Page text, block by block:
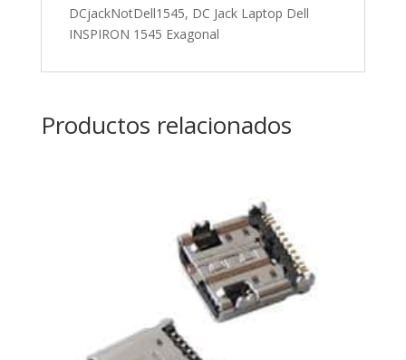
DCjackNotDell1545, DC Jack Laptop Dell
INSPIRON 1545 Exagonal
Productos relacionados